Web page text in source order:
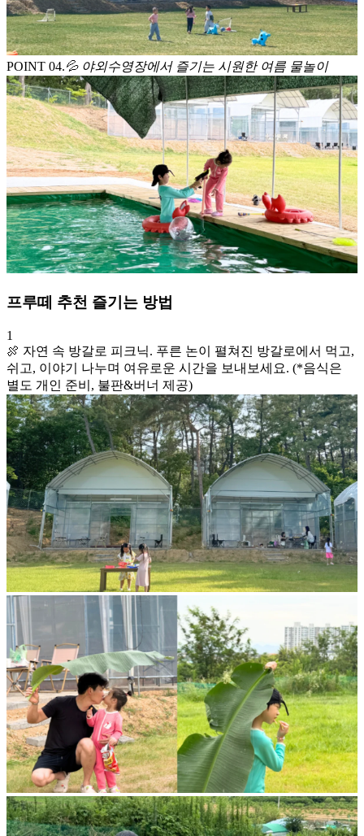
POINT 04.💦 야외수영장에서 즐기는 시원한 여름 물놀이
프루떼 추천 즐기는 방법
1
🍖 자연 속 방갈로 피크닉. 푸른 논이 펼쳐진 방갈로에서 먹고,
쉬고, 이야기 나누며 여유로운 시간을 보내보세요. (*음식은
별도 개인 준비, 불판&버너 제공)